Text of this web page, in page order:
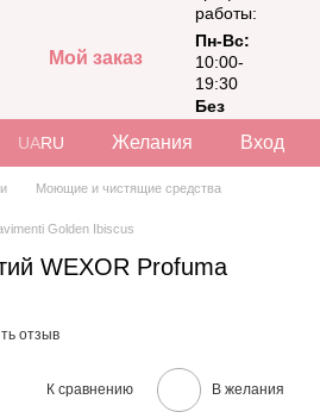
Мой заказ
работы:
Пн-Вс:
10:00-
19:30
Без
UARU Желания Вход
Моющие и чистящие средства
Golden Ibiscus
WEXOR Profuma
отзыв
К сравнению В желания